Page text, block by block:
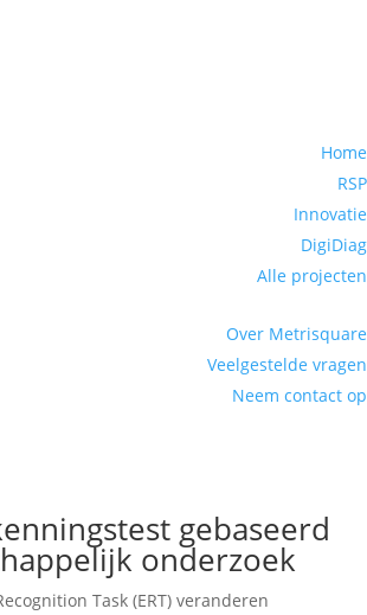
Home
RSP
Innovatie
DigiDiag
Alle projecten
Over Metrisquare
Veelgestelde vragen
Neem contact op
gebaseerd
onderzoek
Task (ERT) veranderen